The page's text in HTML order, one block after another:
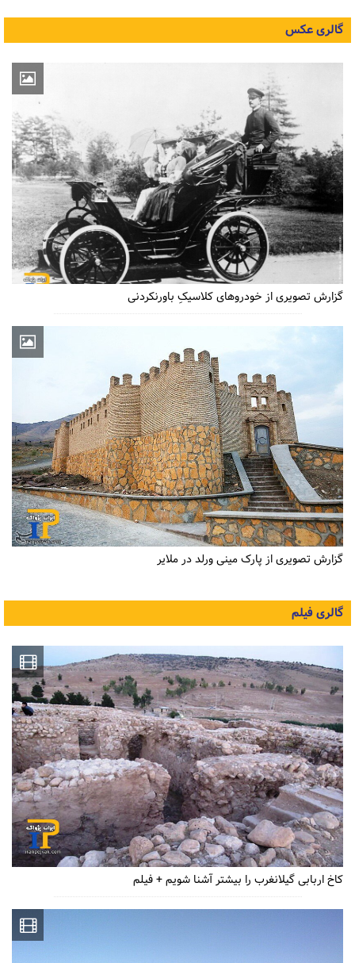
گالری عکس
گزارش تصویری از خودروهای کلاسیکِ باورنکردنی
گزارش تصویری از پارک مینی ورلد در ملایر
گالری فیلم
کاخ اربابی گیلانغرب را بیشتر آشنا شویم + فیلم